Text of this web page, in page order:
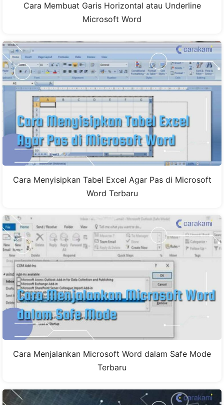
Cara Membuat Garis Horizontal atau Underline
Microsoft Word
Cara Menyisipkan Tabel Excel Agar Pas di Microsoft
Word Terbaru
Cara Menjalankan Microsoft Word dalam Safe Mode
Terbaru